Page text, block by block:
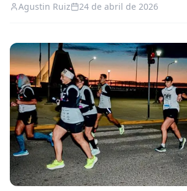
Agustin Ruiz 24 de abril de 2026